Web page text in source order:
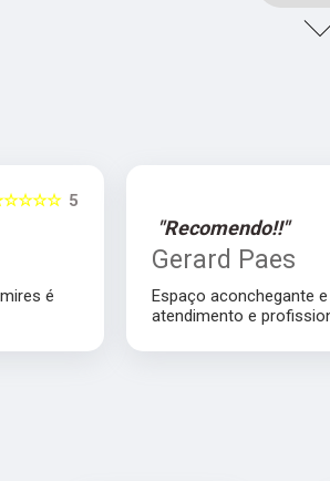
5
é
"Recomendo!!"
Gerard Paes
Espaço aconchegante
atendimento e